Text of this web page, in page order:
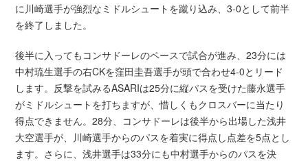
に川崎選手が強烈なミドルシュートを蹴り込み、3-0として前半
を終了しました。
後半に入ってもコンサドーレのペースで試合が進み、23分には
中村琉生選手の右CKを窪田圭吾選手が頭で合わせ4-0とリード
します。反撃を試みるASARIは25分に縦パスを受けた藤永選手
がミドルシュートを打ちますが、惜しくもクロスバーに当たり
得点できません。28分、コンサドーレは後半から出場した浅井
大空選手が、川崎選手からのパスを着実に得点し点差を5点とし
ます。さらに、浅井選手は33分にも中村選手からのパスを決